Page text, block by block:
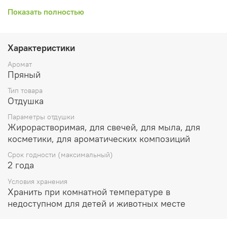
усталости и стресса
Растительные воски и парафин используется до 10%
Ароматичекие саше и благовония до 50%
Лосьоны и парфюмерия до 5%
Масла для ванны, мыло, гели до 5%
Очищающие продукты до 5%
Подходит для использования в мыле с нуля
Показать полностью
Характеристики
Аромат
Пряный
Тип товара
Отдушка
Параметры отдушки
Жирорастворимая, для свечей, для мыла, для
косметики, для ароматических композиций
Срок годности (максимальный)
2 года
Условия хранения
Хранить при комнатной температуре в
недоступном для детей и животных месте